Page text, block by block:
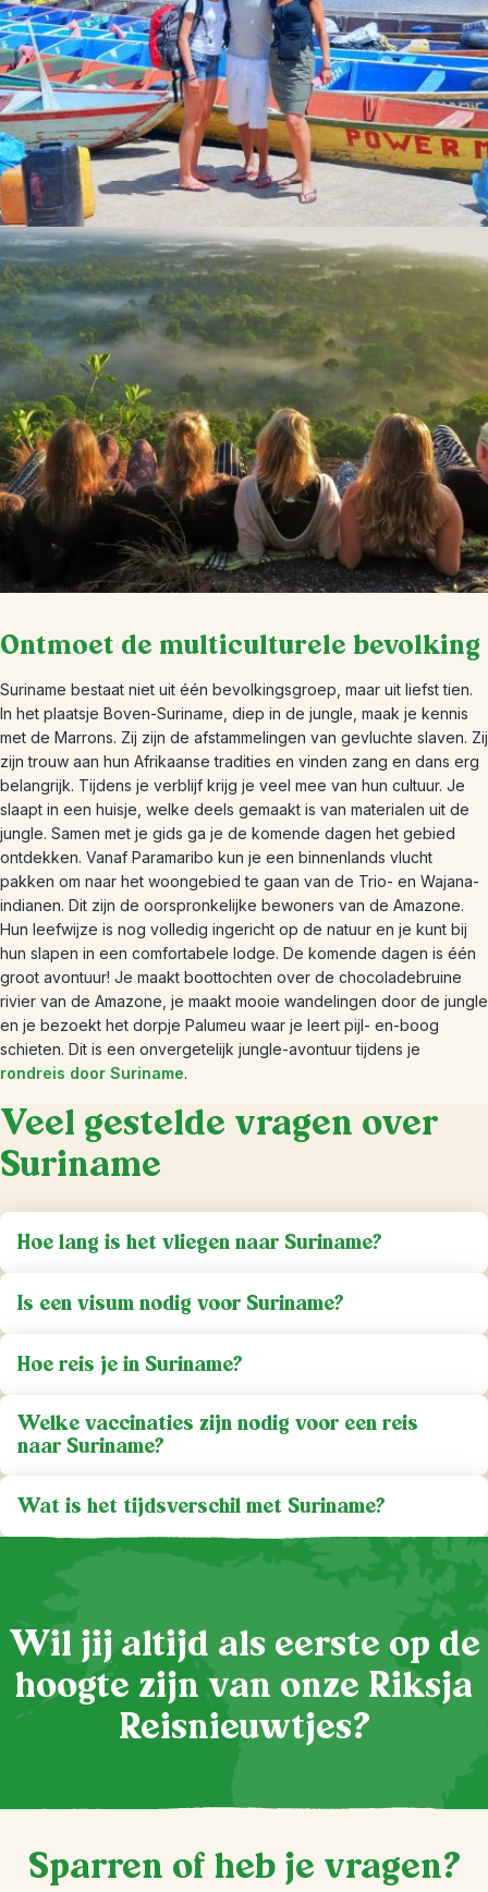
Ontmoet de multiculturele bevolking
Suriname bestaat niet uit één bevolkingsgroep, maar uit liefst tien.
In het plaatsje Boven-Suriname, diep in de jungle, maak je kennis
met de Marrons. Zij zijn de afstammelingen van gevluchte slaven. Zij
zijn trouw aan hun Afrikaanse tradities en vinden zang en dans erg
belangrijk. Tijdens je verblijf krijg je veel mee van hun cultuur. Je
slaapt in een huisje, welke deels gemaakt is van materialen uit de
jungle. Samen met je gids ga je de komende dagen het gebied
ontdekken. Vanaf Paramaribo kun je een binnenlands vlucht
pakken om naar het woongebied te gaan van de Trio- en Wajana-
indianen. Dit zijn de oorspronkelijke bewoners van de Amazone.
Hun leefwijze is nog volledig ingericht op de natuur en je kunt bij
hun slapen in een comfortabele lodge. De komende dagen is één
groot avontuur! Je maakt boottochten over de chocoladebruine
rivier van de Amazone, je maakt mooie wandelingen door de jungle
en je bezoekt het dorpje Palumeu waar je leert pijl- en-boog
schieten. Dit is een onvergetelijk jungle-avontuur tijdens je
rondreis door Suriname.
Veel gestelde vragen over
Suriname
Hoe lang is het vliegen naar Suriname?
Is een visum nodig voor Suriname?
Hoe reis je in Suriname?
Welke vaccinaties zijn nodig voor een reis
naar Suriname?
Wat is het tijdsverschil met Suriname?
Wil jij altijd als eerste op de
hoogte zijn van onze Riksja
Reisnieuwtjes?
Sparren of heb je vragen?